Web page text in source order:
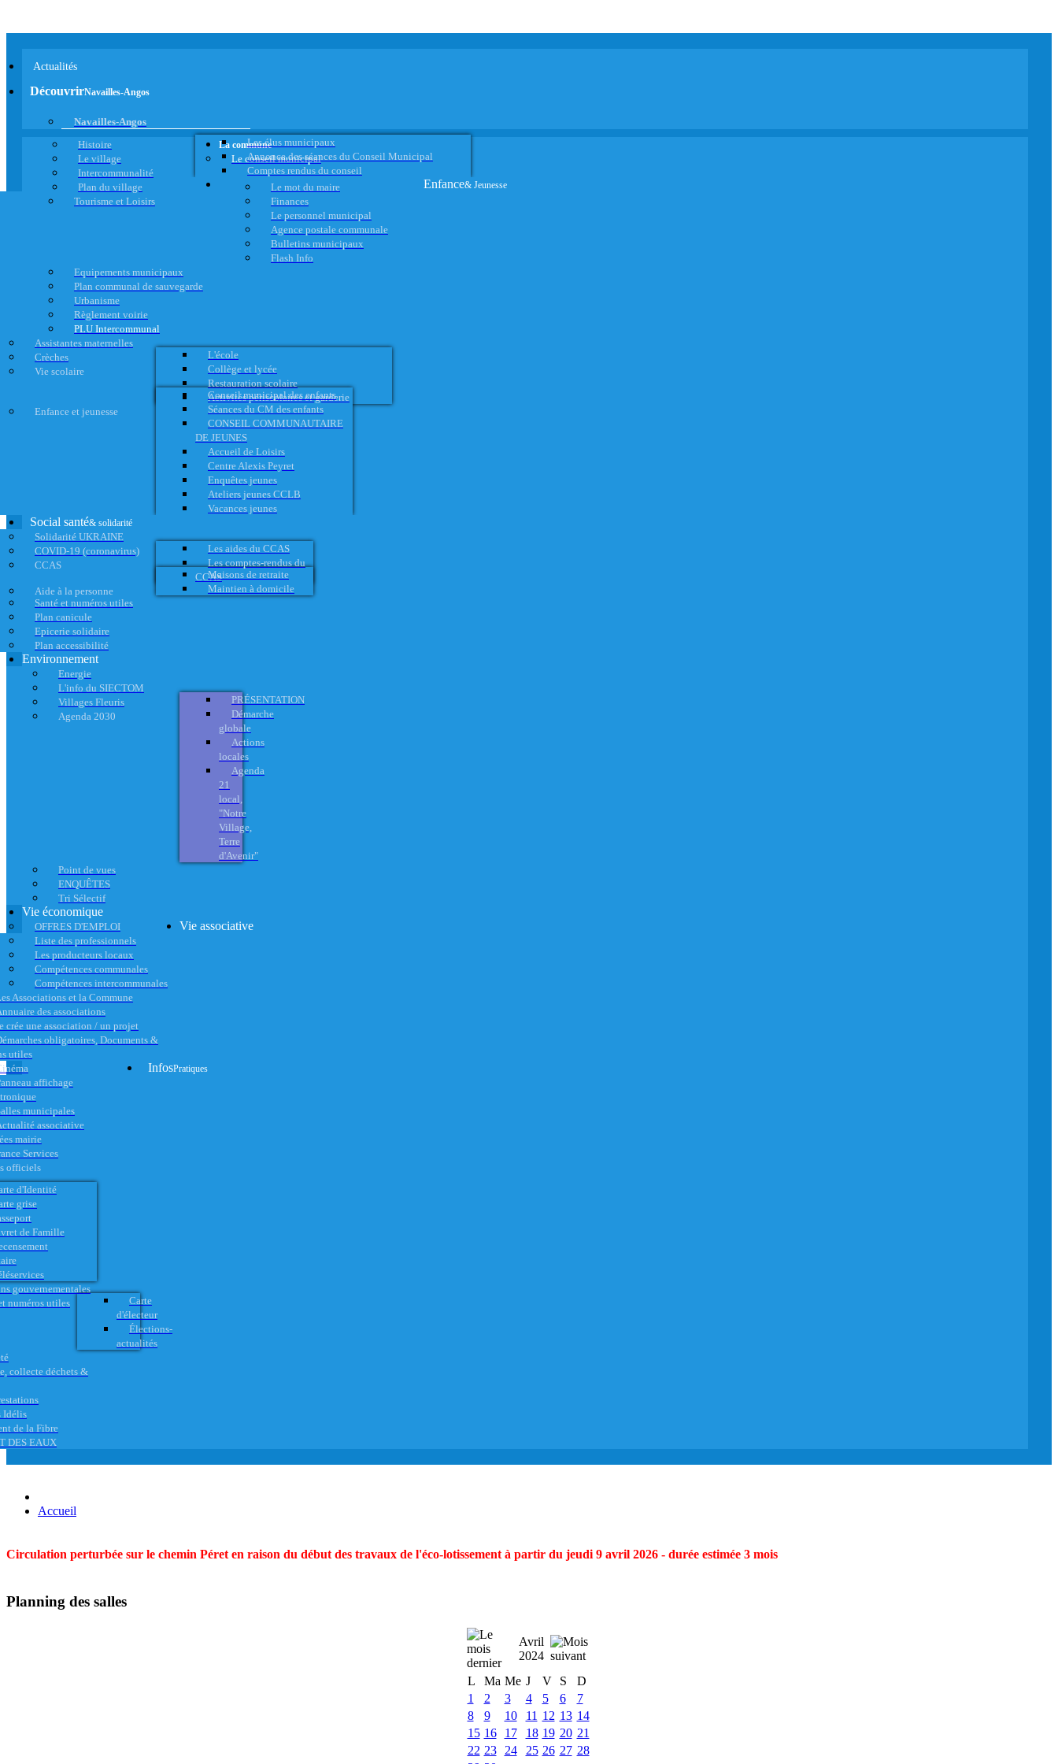
Actualités
DécouvrirNavailles-Angos
Navailles-Angos
Histoire
Le village
Intercommunalité
Plan du village
Tourisme et Loisirs
La commune
Le conseil municipal
Les élus municipaux
Annonce des séances du Conseil Municipal
Comptes rendus du conseil
Le mot du maire
Finances
Le personnel municipal
Agence postale communale
Bulletins municipaux
Flash Info
Equipements municipaux
Plan communal de sauvegarde
Urbanisme
Règlement voirie
PLU Intercommunal
Enfance& Jeunesse
Assistantes maternelles
Crèches
Vie scolaire
L'école
Collège et lycée
Restauration scolaire
Activités périscolaires et garderie
Enfance et jeunesse
Conseil municipal des enfants
Séances du CM des enfants
CONSEIL COMMUNAUTAIRE
DE JEUNES
Accueil de Loisirs
Centre Alexis Peyret
Enquêtes jeunes
Ateliers jeunes CCLB
Vacances jeunes
Social santé& solidarité
Solidarité UKRAINE
COVID-19 (coronavirus)
CCAS
Les aides du CCAS
Les comptes-rendus du
CCAS
Aide à la personne
Maisons de retraite
Maintien à domicile
Santé et numéros utiles
Plan canicule
Epicerie solidaire
Plan accessibilité
Environnement
Energie
L'info du SIECTOM
Villages Fleuris
Agenda 2030
PRÉSENTATION
Démarche
globale
Actions
locales
Agenda
21
local,
"Notre
Village,
Terre
d'Avenir"
Point de vues
ENQUÊTES
Tri Sélectif
Vie économique
OFFRES D'EMPLOI
Liste des professionnels
Les producteurs locaux
Compétences communales
Compétences intercommunales
Vie associative
Associations et la Commune
des associations
crée une association / un projet
obligatoires, Documents &
utiles
affichage
municipales
associative
InfosPratiques
mairie
Services
officiels
d'Identité
grise
de Famille
gouvernementales
numéros utiles
Carte
d'électeur
Élections-
actualités
collecte déchets &
Idélis
de la Fibre
DES EAUX
Accueil
Circulation perturbée sur le chemin Péret en raison du début des travaux de l'éco-lotissement à partir du jeudi 9 avril 2026 - durée estimée 3 mois
Planning des salles
Avril
2024
L
Ma Me J V S
D
1
2 3 4 5 6
7
8
9 10 11 12 13 14
15 16 17 18 19 20 21
22 23 24 25 26 27 28